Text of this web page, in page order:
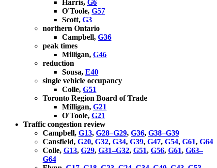
Harris, G6
O'Toole, G57
Scott, G3
northern Ontario
Campbell, G36
peak times
Milligan, G46
reduction
Sousa, E40
single vehicle occupancy
Colle, G51
Toronto Region Board of Trade
Milligan, G21
O'Toole, G21
Traffic congestion review
Campbell, G13, G28–G29, G36, G38–G39
Cansfield, G20, G32, G34, G39, G47, G54, G61, G64
Colle, G13, G29, G31–G32, G51, G56, G61, G63–
G64